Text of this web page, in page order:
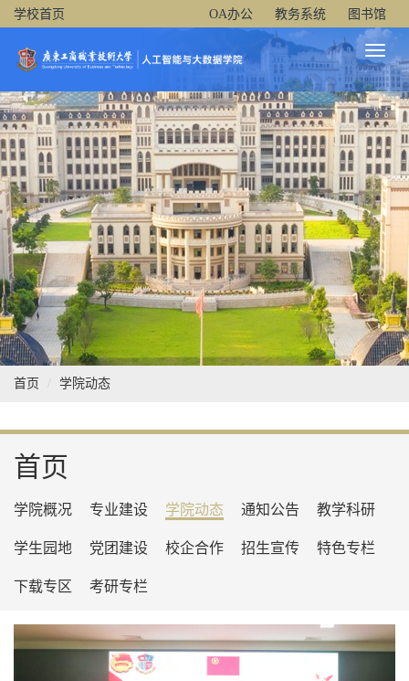
学校首页 OA办公 教务系统 图书馆
Toggle
首页 学院动态
首页
学院概况 专业建设 学院动态 通知公告 教学科研
学生园地 党团建设 校企合作 招生宣传 特色专栏
下载专区 考研专栏